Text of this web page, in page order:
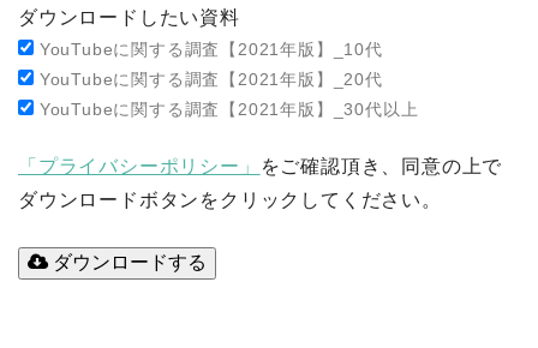
ダウンロードしたい資料
YouTubeに関する調査【2021年版】_10代
YouTubeに関する調査【2021年版】_20代
YouTubeに関する調査【2021年版】_30代以上
「プライバシーポリシー」
をご確認頂き、同意の上で
ダウンロードボタンをクリックしてください。
ダウンロードする